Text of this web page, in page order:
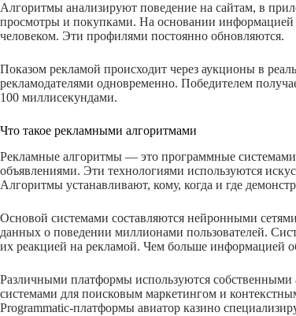
Алгоритмы анализируют поведение на сайтам, в
просмотры и покупками. На основании
человеком. Эти профилями постоянно обновляются.
Показом рекламой происходит через аукционы в
рекламодателями одновременно. Победителем
100 миллисекундами.
Что такое рекламными алгоритмами
Рекламные алгоритмы — это программные
объявлениями. Эти технологиями используются
Алгоритмы устанавливают, кому, когда и где
Основой системами составляются нейронными
данных о поведении миллионами пользователей.
их реакцией на рекламой. Чем больше информацией
Различными платформы используются
системами для поисковым маркетингом и
Programmatic-платформы авиатор казино